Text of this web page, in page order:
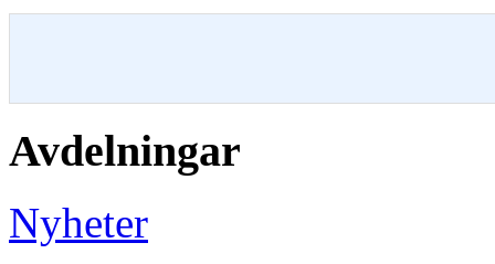
Avdelningar
Nyheter